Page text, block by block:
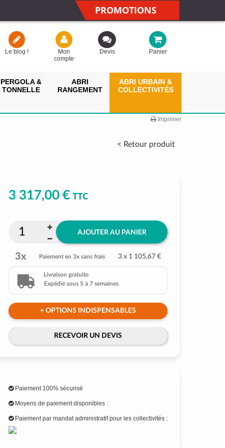
PROMOTIONS
Le blog !
Mon
compte
Devis Panier
PERGOLA &
TONNELLE
ABRI
RANGEMENT
ABRI URBAIN &
COLLECTIVITÉS
Imprimer
< Retour produit
3 317,00 €TTC
AJOUTER AU PANIER
3x Paiement en 3x sans frais 3 x 1 105,67 €
Livraison gratuite
Expédié sous 5 à 7 semaines
+ OPTIONS INDISPENSABLES
RECEVOIR UN DEVIS
Paiement 100% sécurisé
Moyens de paiement disponibles :
Paiement par mandat administratif pour les collectivités :